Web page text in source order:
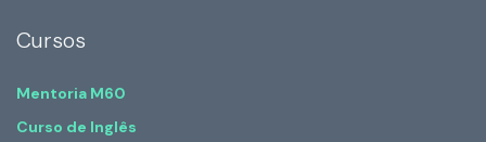
Cursos
Mentoria M60
Curso de Inglês